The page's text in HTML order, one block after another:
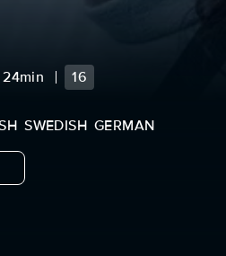
24min
16
SWEDISH GERMAN